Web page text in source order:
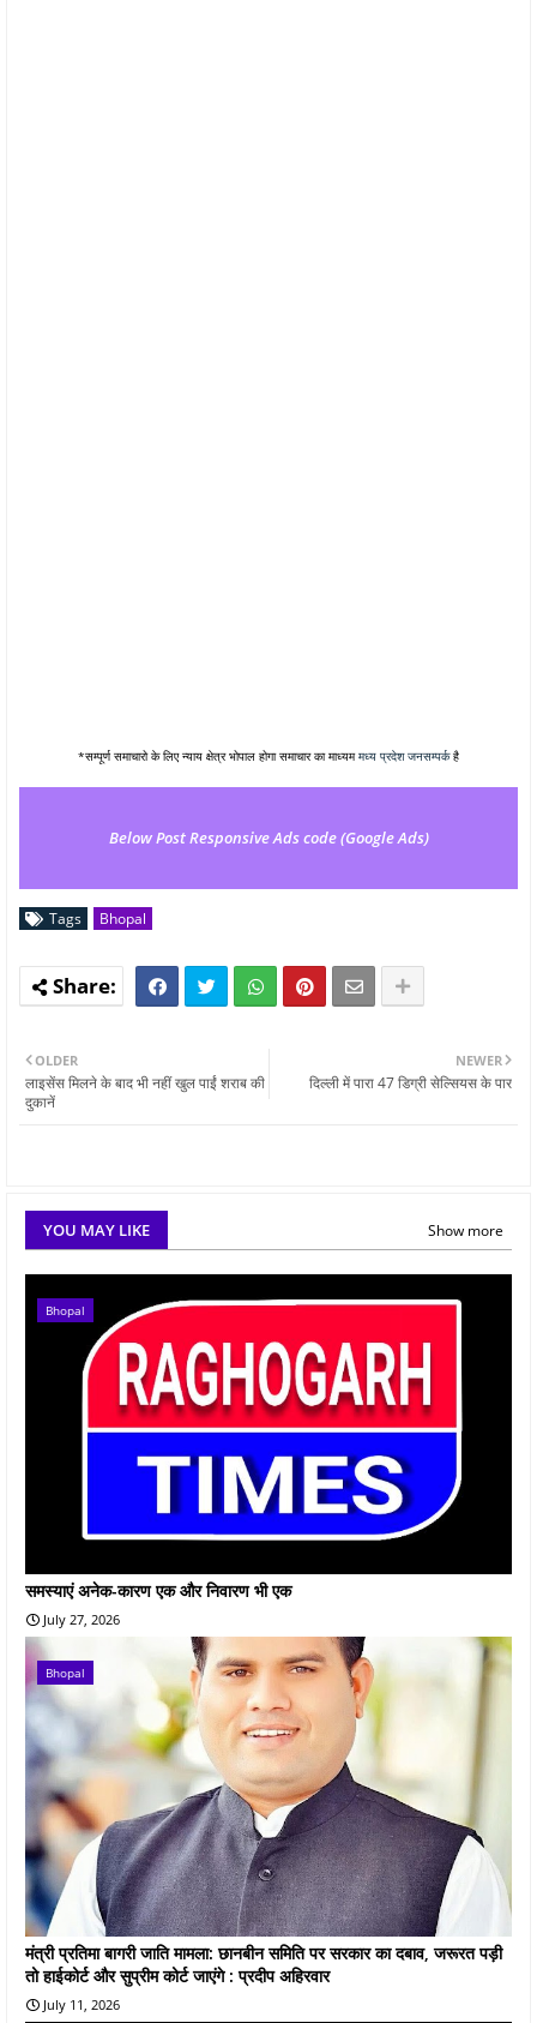
*सम्पूर्ण समाचारो के लिए न्याय क्षेत्र भोपाल होगा समाचार का माध्यममध्य प्रदेश जनसम्पर्कहै
Below Post Responsive Ads code (Google Ads)
Tags Bhopal
NEWER
दिल्ली में पारा 47 डिग्री सेल्सियस के पार
OLDER
लाइसेंस मिलने के बाद भी नहीं खुल पाईं शराब की
दुकानें
YOU MAY LIKE Show more
Bhopal
समस्याएं अनेक-कारण एक और निवारण भी एक
July 27, 2026
Bhopal
मंत्री प्रतिमा बागरी जाति मामला: छानबीन समिति पर सरकार का दबाव, जरूरत पड़ी
तो हाईकोर्ट और सुप्रीम कोर्ट जाएंगे : प्रदीप अहिरवार
July 11, 2026